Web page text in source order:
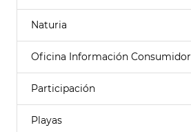
Naturia
Oficina Información Consumidor
Participación
Playas